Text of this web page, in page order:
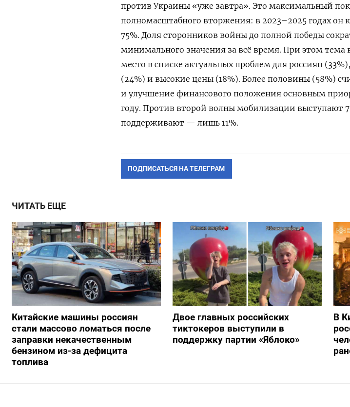
против Украины «уже завтра». Это максимальный
полномасштабного вторжения: в 2023–2025 годах он
75%. Доля сторонников войны до полной победы
минимального значения за всё время. При этом тема
место в списке актуальных проблем для россиян
(24%) и высокие цены (18%). Более половины (58%)
и улучшение финансового положения основным
году. Против второй волны мобилизации выступают
поддерживают — лишь 11%.
ПОДПИСАТЬСЯ НА ТЕЛЕГРАМ
ЧИТАТЬ ЕЩЕ
Китайские машины россиян
стали массово ломаться после
заправки некачественным
бензином из-за дефицита
топлива
Двое главных российских
тиктокеров выступили в
поддержку партии «Яблоко»
В